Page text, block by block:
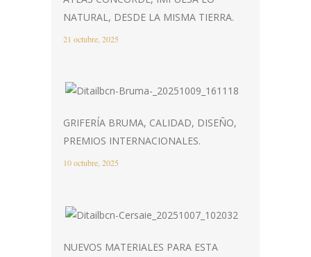
NATURAL, DESDE LA MISMA TIERRA.
21 octubre, 2025
GRIFERÍA BRUMA, CALIDAD, DISEÑO,
PREMIOS INTERNACIONALES.
10 octubre, 2025
NUEVOS MATERIALES PARA ESTA